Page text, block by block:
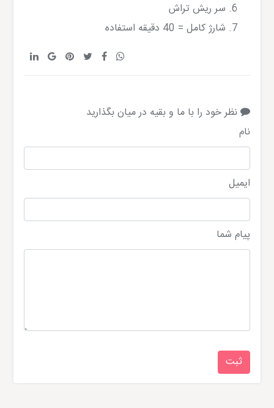
سر ریش تراش
شارژ کامل = 40 دقیقه استفاده
نظر خود را با ما و بقیه در میان بگذارید
نام
ایمیل
پیام شما